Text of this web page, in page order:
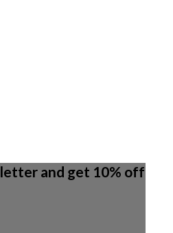
and get 10% off